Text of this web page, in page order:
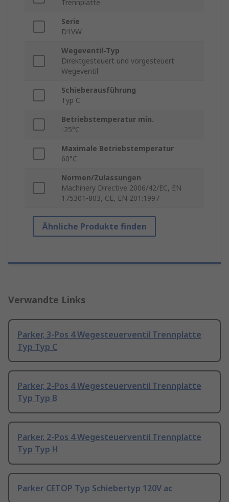
Trennplatte
Serie
D1VW
Wegeventil-Typ
Direktgesteuert und vorgesteuert
Wegeventil
Schieberausführung
Typ C
Betriebstemperatur min.
-25°C
Maximale Betriebstemperatur
60°C
Normen/Zulassungen
Machinery Directive 2006/42/EC, EN
175301-803, CE, EN 201:1997
Ähnliche Produkte finden
Verwandte Links
Parker, 3-Pos 4 Wegesteuerventil Trennplatte
Typ Typ C
Parker, 2-Pos 4 Wegesteuerventil Trennplatte
Typ Typ B
Parker, 2-Pos 4 Wegesteuerventil Trennplatte
Typ Typ H
Parker CETOP Typ Schiebertyp 120V ac